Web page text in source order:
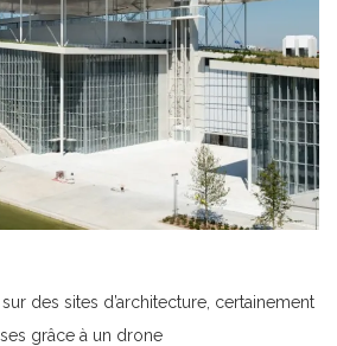
des sites d’architecture, certainement
grâce à un drone